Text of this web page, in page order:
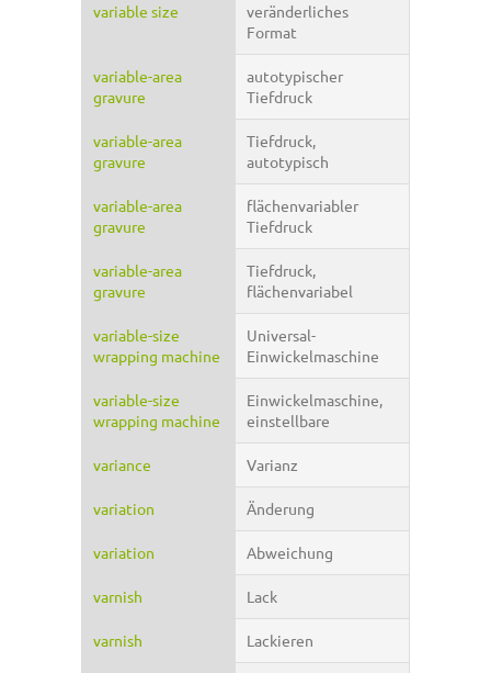
variable size
veränderliches
Format
variable-area
gravure
autotypischer
Tiefdruck
variable-area
gravure
Tiefdruck,
autotypisch
variable-area
gravure
flächenvariabler
Tiefdruck
variable-area
gravure
Tiefdruck,
flächenvariabel
variable-size
wrapping machine
Universal-
Einwickelmaschine
variable-size
wrapping machine
Einwickelmaschine,
einstellbare
variance Varianz
variation Änderung
variation Abweichung
varnish Lack
varnish Lackieren